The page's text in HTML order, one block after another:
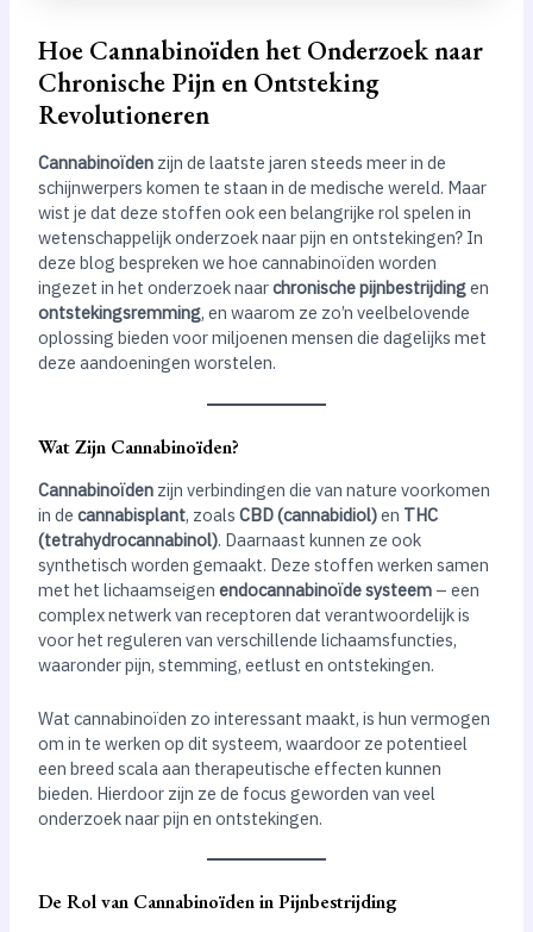
Hoe Cannabinoïden het Onderzoek naar
Chronische Pijn en Ontsteking
Revolutioneren
Cannabinoïdenzijn de laatste jaren steeds meer in de
schijnwerpers komen te staan in de medische wereld. Maar
wist je dat deze stoffen ook een belangrijke rol spelen in
wetenschappelijk onderzoek naar pijn en ontstekingen? In
deze blog bespreken we hoe cannabinoïden worden
ingezet in het onderzoek naarchronische pijnbestrijdingen
ontstekingsremming, en waarom ze zo’n veelbelovende
oplossing bieden voor miljoenen mensen die dagelijks met
deze aandoeningen worstelen.
Wat Zijn Cannabinoïden?
Cannabinoïdenzijn verbindingen die van nature voorkomen
in de cannabisplant, zoals CBD (cannabidiol)en THC
(tetrahydrocannabinol). Daarnaast kunnen ze ook
synthetisch worden gemaakt. Deze stoffen werken samen
met het lichaamseigen endocannabinoïde systeem– een
complex netwerk van receptoren dat verantwoordelijk is
voor het reguleren van verschillende lichaamsfuncties,
waaronder pijn, stemming, eetlust en ontstekingen.
Wat cannabinoïden zo interessant maakt, is hun vermogen
om in te werken op dit systeem, waardoor ze potentieel
een breed scala aan therapeutische effecten kunnen
bieden. Hierdoor zijn ze de focus geworden van veel
onderzoek naar pijn en ontstekingen.
De Rol van Cannabinoïden in Pijnbestrijding